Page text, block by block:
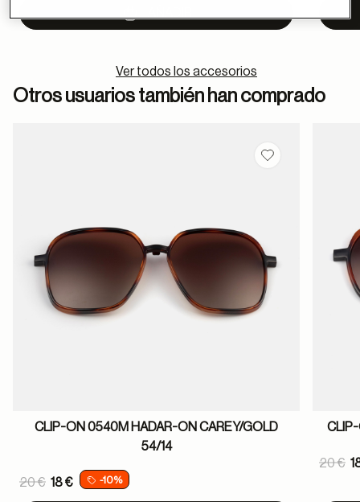
Ver todos los accesorios
Otros usuarios también han comprado
Guardar en
CLIP-ON 0540M HADAR-ON CAREY/GOLD
54/14
Price reduced from
20 € 18 € -10%
20 €